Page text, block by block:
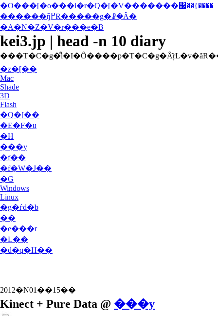
�O���[�o���i�r�Q�[�V�������΂��{����
������ŋ߂̃R�����g�ꗗ�Ȃ�
�A�N�Z�V�r���e�B
kei3.jp | head -n 10 diary
�z�[��
Mac
Shade
3D
Flash
�Q�[��
�E�F�u
�H
���y
�f��
�f�W�J��
�G
Windows
Linux
�g�ѓd�b
��
�e���r
�L��
�d�q�H��
2012�N01��15��
Kinect + Pure Data @ ���y